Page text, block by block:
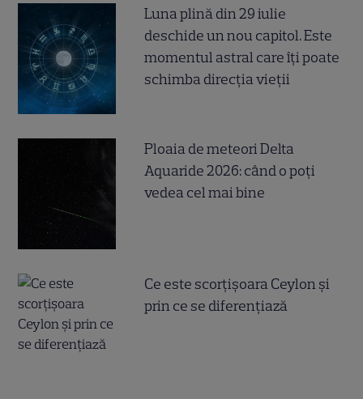
Luna plină din 29 iulie
deschide un nou capitol. Este
momentul astral care îți poate
schimba direcția vieții
Ploaia de meteori Delta
Aquaride 2026: când o poți
vedea cel mai bine
Ce este scorțișoara Ceylon și
prin ce se diferențiază